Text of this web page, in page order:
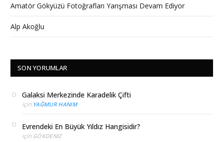
Amatör Gökyüzü Fotoğrafları Yarışması Devam Ediyor
Alp Akoğlu
SON YORUMLAR
Galaksi Merkezinde Karadelik Çifti
için YAĞMUR HANIM
Evrendeki En Büyük Yıldız Hangisidir?
için GÖKDENIZ